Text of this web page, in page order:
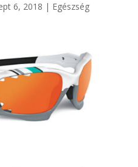
6, 2018 | Egészség